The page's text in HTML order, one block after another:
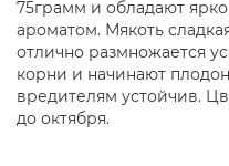
75грамм и обладают
ароматом. Мякоть
отлично размножается
корни и начинают
вредителям устойчив.
до октября.